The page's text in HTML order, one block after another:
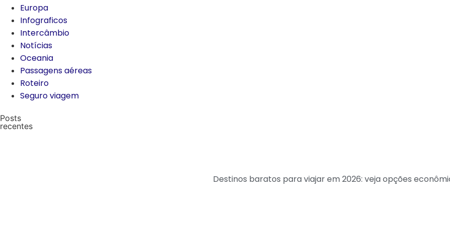
Europa
Infograficos
Intercâmbio
Notícias
Oceania
Passagens aéreas
Roteiro
Seguro viagem
Posts
recentes
Destinos baratos para viajar em 2026: veja opções